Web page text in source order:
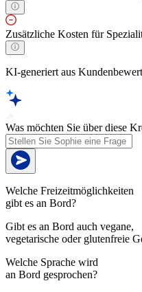
Zusätzliche Kosten für
KI-generiert aus
Was möchten Sie über diese
Welche Freizeitmöglichkeiten
gibt es an Bord?
Gibt es an Bord auch vegane,
vegetarische oder glutenfreie
Welche Sprache wird
an Bord gesprochen?